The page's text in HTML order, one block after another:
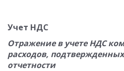
Учет НДС
Отражение в учете НДС
расходов,
отчетности